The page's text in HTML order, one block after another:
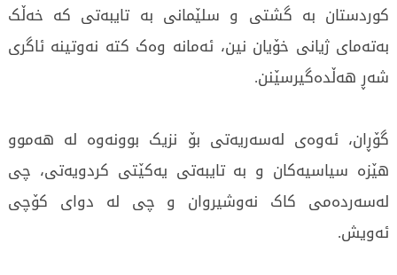
کوردستان بە گشتی و سلێمانی بە تایبەتی کە خەڵک
بەتەمای ژیانی خۆیان نین، ئەمانە وەک کتە نەوتینە ئاگرى
شەڕ هەڵدەگیرسێنن.
گۆڕان، ئەوەی لەسەریەتی بۆ نزیک بوونەوە لە هەموو
هێزە سیاسیەکان و بە تایبەتی یەکێتی کردویەتی، چی
لەسەردەمی کاک نەوشیروان و چی لە دوای کۆچی
ئەویش.